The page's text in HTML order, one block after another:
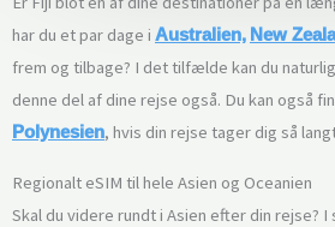
har du et par dage i Australien, New
frem og tilbage? I det tilfælde kan du
denne del af dine rejse også. Du kan også
Polynesien, hvis din rejse tager dig så
Regionalt eSIM til hele Asien og Oceanien
Skal du videre rundt i Asien efter din rejse?